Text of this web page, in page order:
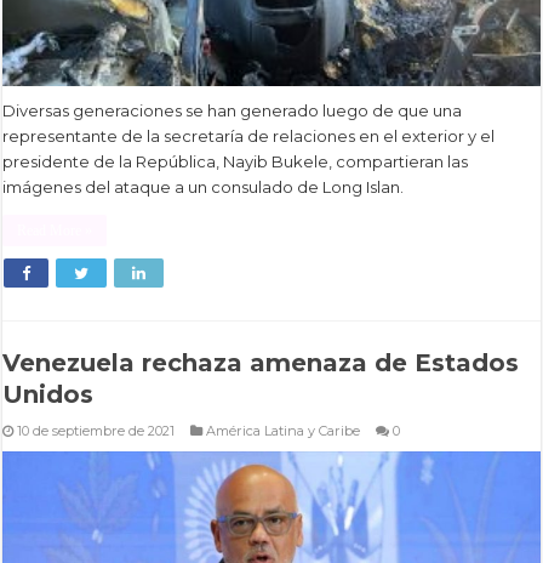
Diversas generaciones se han generado luego de que una
representante de la secretaría de relaciones en el exterior y el
presidente de la República, Nayib Bukele, compartieran las
imágenes del ataque a un consulado de Long Islan.
Venezuela rechaza amenaza de Estados
Unidos
10 de septiembre de 2021 América Latina y Caribe 0